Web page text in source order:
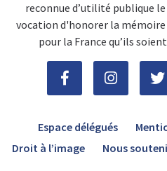
reconnue d’utilité publique
vocation d'honorer la
pour la France qu’ils
Espace délégués
Droit à l’image
Nous